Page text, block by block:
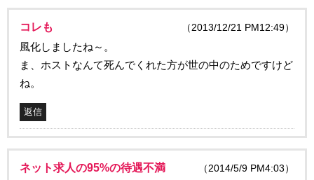
コレも （2013/12/21 PM12:49）
風化しましたね～。
ま、ホストなんて死んでくれた方が世の中のためですけど
ね。
返信
ネット求人の95%の待遇不満 （2014/5/9 PM4:03）